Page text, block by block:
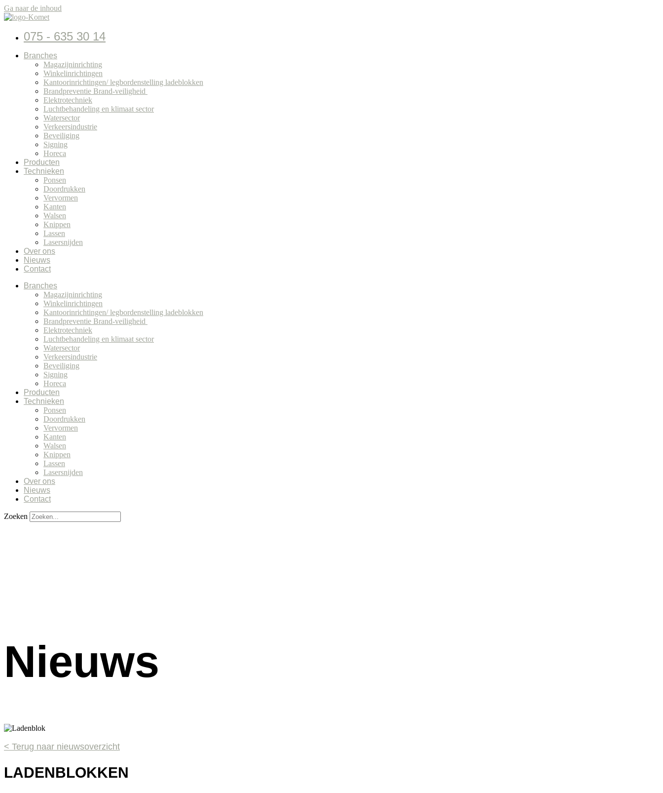
Ga naar de inhoud
075 - 635 30 14
Branches
Magazijninrichting
Winkelinrichtingen
Kantoorinrichtingen/ legbordenstelling ladeblokken
Brandpreventie Brand-veiligheid
Elektrotechniek
Luchtbehandeling en klimaat sector
Watersector
Verkeersindustrie
Beveiliging
Signing
Horeca
Producten
Technieken
Ponsen
Doordrukken
Vervormen
Kanten
Walsen
Knippen
Lassen
Lasersnijden
Over ons
Nieuws
Contact
Branches
Magazijninrichting
Winkelinrichtingen
Kantoorinrichtingen/ legbordenstelling ladeblokken
Brandpreventie Brand-veiligheid
Elektrotechniek
Luchtbehandeling en klimaat sector
Watersector
Verkeersindustrie
Beveiliging
Signing
Horeca
Producten
Technieken
Ponsen
Doordrukken
Vervormen
Kanten
Walsen
Knippen
Lassen
Lasersnijden
Over ons
Nieuws
Contact
Zoeken
Nieuws
< Terug naar nieuwsoverzicht
LADENBLOKKEN